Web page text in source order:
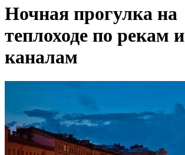
Ночная прогулка на
теплоходе по рекам и
каналам